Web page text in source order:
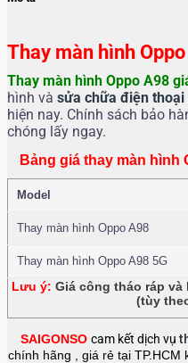
Thay màn hình
Thay màn hình Oppo A98
hình và sửa chữa điện thoại
hiện nay. Chính sách bảo
chóng lấy ngay.
Bảng giá thay màn hình
Model
Thay màn hình Oppo A98
Thay màn hình Oppo A98 5G
Lưu ý: Giá công tháo ráp và
(tùy
SAIGONSO cam kết dịch vụ
chính hãng , giá rẻ tại TP.HCM